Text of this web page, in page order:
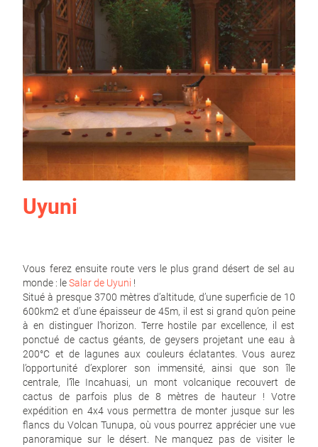
Uyuni
Vous ferez ensuite route vers le plus grand désert de sel au
monde : leSalar de Uyuni !
Situé à presque 3700 mètres d’altitude, d’une superficie de 10
600km2 et d’une épaisseur de 45m, il est si grand qu’on peine
à en distinguer l’horizon. Terre hostile par excellence, il est
ponctué de cactus géants, de geysers projetant une eau à
200°C et de lagunes aux couleurs éclatantes. Vous aurez
l’opportunité d’explorer son immensité, ainsi que son île
centrale, l’île Incahuasi, un mont volcanique recouvert de
cactus de parfois plus de 8 mètres de hauteur ! Votre
expédition en 4x4 vous permettra de monter jusque sur les
flancs du Volcan Tunupa, où vous pourrez apprécier une vue
panoramique sur le désert. Ne manquez pas de visiter le